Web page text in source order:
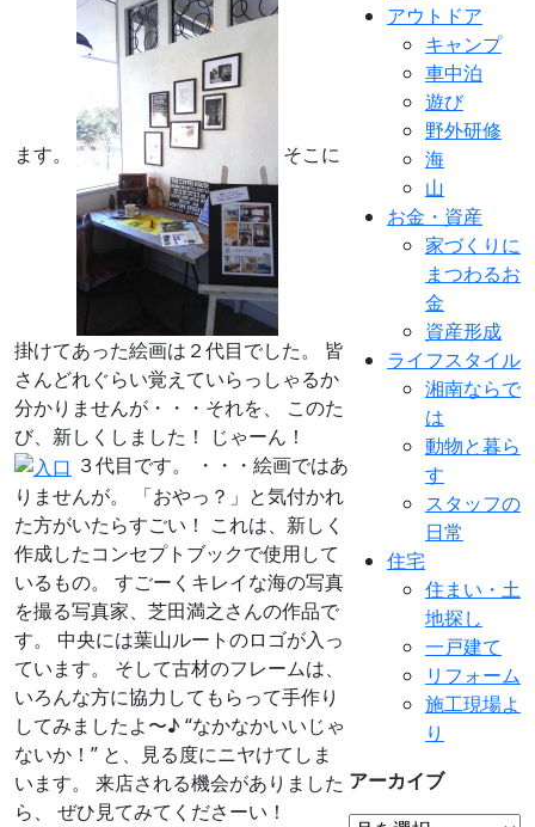
ます。 そこに
掛けてあった絵画は２代目でした。 皆
さんどれぐらい覚えていらっしゃるか
分かりませんが・・・それを、 このた
び、新しくしました！ じゃーん！
３代目です。 ・・・絵画ではあ
りませんが。 「おやっ？」と気付かれ
た方がいたらすごい！ これは、新しく
作成したコンセプトブックで使用して
いるもの。 すごーくキレイな海の写真
を撮る写真家、芝田満之さんの作品で
す。 中央には葉山ルートのロゴが入っ
ています。 そして古材のフレームは、
いろんな方に協力してもらって手作り
してみましたよ〜♪ “なかなかいいじゃ
ないか！” と、見る度にニヤけてしま
います。 来店される機会がありました
ら、 ぜひ見てみてくださーい！
アウトドア
キャンプ
車中泊
遊び
野外研修
海
山
お金・資産
家づくりに
まつわるお
金
資産形成
ライフスタイル
湘南ならで
は
動物と暮ら
す
スタッフの
日常
住宅
住まい・土
地探し
一戸建て
リフォーム
施工現場よ
り
アーカイブ